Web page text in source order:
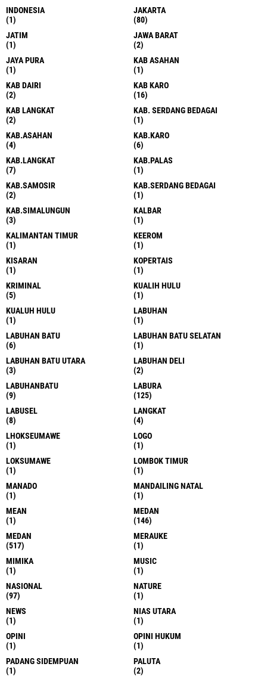
INDONESIA
(1)
JAKARTA
(80)
JATIM
(1)
JAWA BARAT
(2)
JAYA PURA
(1)
KAB ASAHAN
(1)
KAB DAIRI
(2)
KAB KARO
(16)
KAB LANGKAT
(2)
KAB. SERDANG BEDAGAI
(1)
KAB.ASAHAN
(4)
KAB.KARO
(6)
KAB.LANGKAT
(7)
KAB.PALAS
(1)
KAB.SAMOSIR
(2)
KAB.SERDANG BEDAGAI
(1)
KAB.SIMALUNGUN
(3)
KALBAR
(1)
KALIMANTAN TIMUR
(1)
KEEROM
(1)
KISARAN
(1)
KOPERTAIS
(1)
KRIMINAL
(5)
KUALIH HULU
(1)
KUALUH HULU
(1)
LABUHAN
(1)
LABUHAN BATU
(6)
LABUHAN BATU SELATAN
(1)
LABUHAN BATU UTARA
(3)
LABUHAN DELI
(2)
LABUHANBATU
(9)
LABURA
(125)
LABUSEL
(8)
LANGKAT
(4)
LHOKSEUMAWE
(1)
LOGO
(1)
LOKSUMAWE
(1)
LOMBOK TIMUR
(1)
MANADO
(1)
MANDAILING NATAL
(1)
MEAN
(1)
MEDAN
(146)
MEDAN
(517)
MERAUKE
(1)
MIMIKA
(1)
MUSIC
(1)
NASIONAL
(97)
NATURE
(1)
NEWS
(1)
NIAS UTARA
(1)
OPINI
(1)
OPINI HUKUM
(1)
PADANG SIDEMPUAN
(1)
PALUTA
(2)